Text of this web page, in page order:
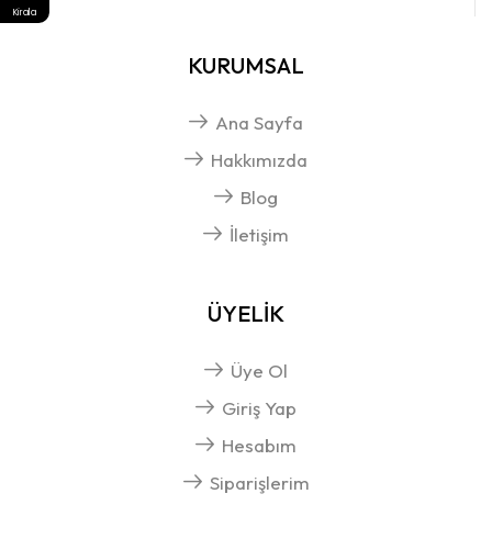
KURUMSAL
Ana Sayfa
Hakkımızda
Blog
İletişim
ÜYELİK
Üye Ol
Giriş Yap
Hesabım
Siparişlerim
Kirala